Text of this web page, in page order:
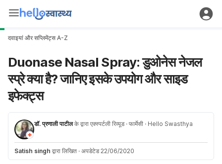
दवाइयां और सप्लिमेंट्स A-Z
Duonase Nasal Spray: डुओनेस नेजल
स्प्रे क्या है? जानिए इसके उपयोग और साइड
इफेक्ट्स
डॉ. प्रणाली पाटीलके द्वारा एक्स्पर्टली रिव्यूड · फार्मेसी · Hello Swasthya
Satish singh द्वारा लिखित · अपडेटेड 22/06/2020